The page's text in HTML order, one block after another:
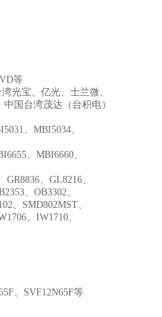
等
光宝、亿光、士兰微、
国台湾茂达（台积电）
、MBI5034、
、MBI6660、
、GL8216、
、OB3302、
、SMD802MST、
、IW1710、
、SVF12N65F等